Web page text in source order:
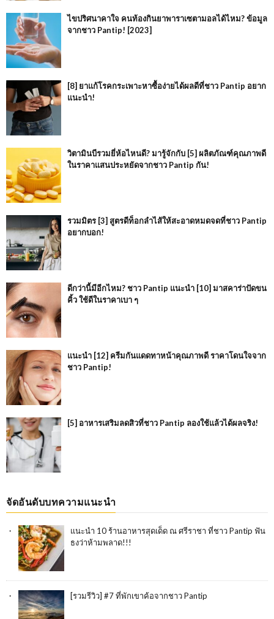
ไขปริศนาคาใจ คนท้องกินยาพาราเซตามอลได้ไหม? ข้อมูล
จากชาว Pantip! [2023]
[8] ยาแก้โรคกระเพาะหาซื้อง่ายได้ผลดีที่ชาว Pantip อยาก
แนะนำ!
วิตามินบีรวมยี่ห้อไหนดี? มารู้จักกับ [5] ผลิตภัณฑ์คุณภาพดี
ในราคาแสนประหยัดจากชาว Pantip กัน!
รวมมิตร [3] สูตรดีท็อกลำไส้ให้สะอาดหมดจดที่ชาว Pantip
อยากบอก!
ดีกว่านี้มีอีกไหม? ชาว Pantip แนะนำ [10] มาสคาร่าปัดขน
คิ้ว ใช้ดีในราคาเบา ๆ
แนะนำ [12] ครีมกันแดดทาหน้าคุณภาพดี ราคาโดนใจจาก
ชาว Pantip!
[5] อาหารเสริมลดสิวที่ชาว Pantip ลองใช้แล้วได้ผลจริง!
จัดอันดับบทความแนะนำ
แนะนำ 10 ร้านอาหารสุดเด็ด ณ ศรีราชา ที่ชาว Pantip ฟัน
ธงว่าห้ามพลาด!!!
[รวมรีวิว] #7 ที่พักเขาค้อจากชาว Pantip